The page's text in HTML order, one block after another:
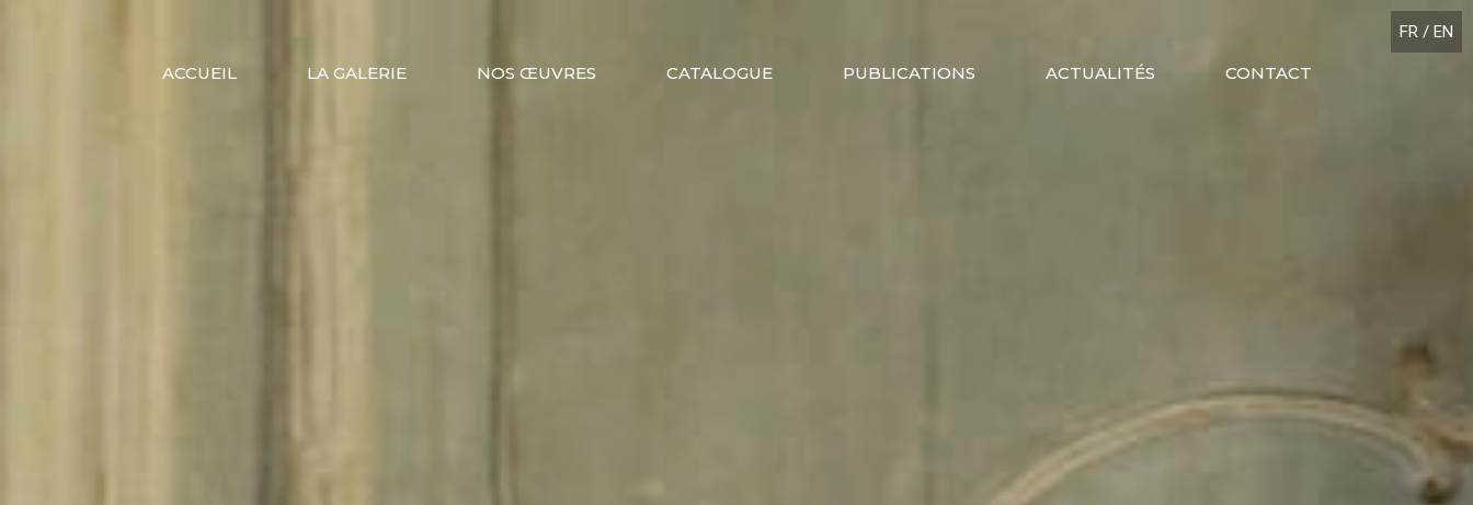
FR / EN
ACCUEIL LA GALERIE NOS ŒUVRES CATALOGUE PUBLICATIONS ACTUALITÉS CONTACT